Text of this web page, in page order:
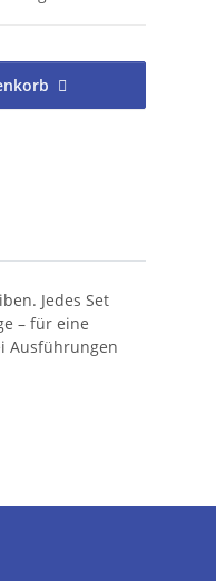
Jedes Set
– für eine
Ausführungen